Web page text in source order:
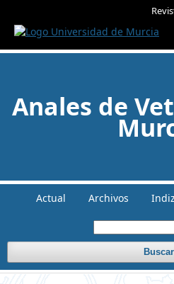
Anales de
Actual Archivos
Buscar